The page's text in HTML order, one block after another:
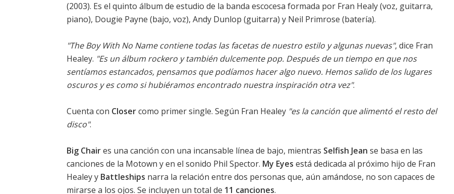
(2003). Es el quinto álbum de estudio de la banda escocesa formada por Fran Healy (voz, guitarra,
piano), Dougie Payne (bajo, voz), Andy Dunlop (guitarra) y Neil Primrose (batería).
"The Boy With No Name contiene todas las facetas de nuestro estilo y algunas nuevas", dice Fran
Healey. "Es un álbum rockero y también dulcemente pop. Después de un tiempo en que nos
sentíamos estancados, pensamos que podíamos hacer algo nuevo. Hemos salido de los lugares
oscuros y es como si hubiéramos encontrado nuestra inspiración otra vez".
Cuenta con Closercomo primer single. Según Fran Healey "es la canción que alimentó el resto del
disco".
Big Chaires una canción con una incansable línea de bajo, mientras Selfish Jean se basa en las
canciones de la Motown y en el sonido Phil Spector. My Eyes está dedicada al próximo hijo de Fran
Healey y Battleships narra la relación entre dos personas que, aún amándose, no son capaces de
mirarse a los ojos. Se incluyen un total de 11 canciones.